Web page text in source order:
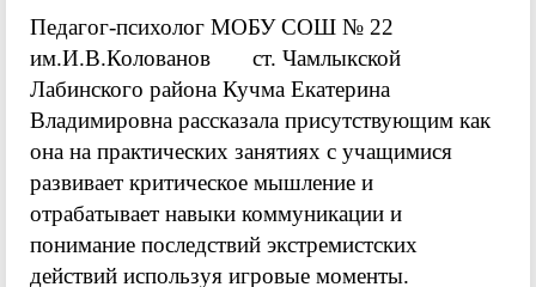
Педагог-психолог МОБУ СОШ № 22
им.И.В.Колованов ст. Чамлыкской
Лабинского района Кучма Екатерина
Владимировна рассказала присутствующим как
она на практических занятиях с учащимися
развивает критическое мышление и
отрабатывает навыки коммуникации и
понимание последствий экстремистских
действий используя игровые моменты.